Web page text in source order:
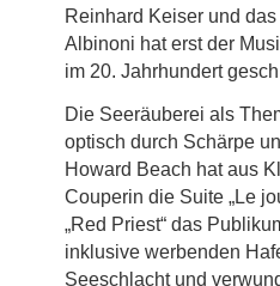
Reinhard Keiser und das
Albinoni hat erst der
im 20. Jahrhundert
Die Seeräuberei als
optisch durch Schärpe
Howard Beach hat aus
Couperin die Suite „Le
„Red Priest“ das
inklusive werbenden
Seeschlacht und